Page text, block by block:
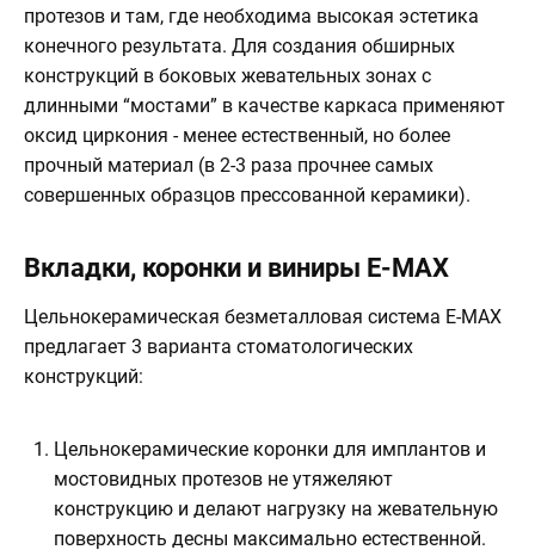
протезов и там, где необходима высокая эстетика
конечного результата. Для создания обширных
конструкций в боковых жевательных зонах с
длинными “мостами” в качестве каркаса применяют
оксид циркония - менее естественный, но более
прочный материал (в 2-3 раза прочнее самых
совершенных образцов прессованной керамики).
Вкладки, коронки и виниры E-MAX
Цельнокерамическая безметалловая система E-MAX
предлагает 3 варианта стоматологических
конструкций:
Цельнокерамические коронки для имплантов и
мостовидных протезов не утяжеляют
конструкцию и делают нагрузку на жевательную
поверхность десны максимально естественной.